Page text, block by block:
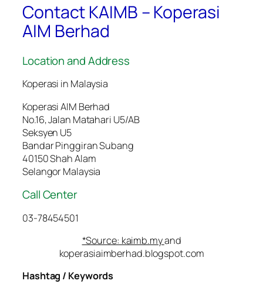
Contact KAIMB – Koperasi
AIM Berhad
Location and Address
Koperasi in Malaysia
Koperasi AIM Berhad
No.16, Jalan Matahari U5/AB
Seksyen U5
Bandar Pinggiran Subang
40150 Shah Alam
Selangor Malaysia
Call Center
03-78454501
*Source: kaimb.myand
koperasiaimberhad.blogspot.com
Hashtag / Keywords